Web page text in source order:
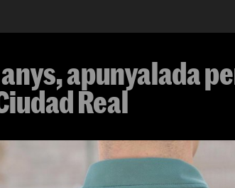
apunyalada
Real